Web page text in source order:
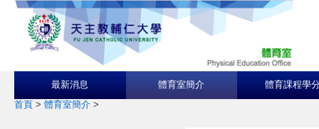
最新消息 體育室簡介 體育課程學
首頁 > 體育室簡介 >